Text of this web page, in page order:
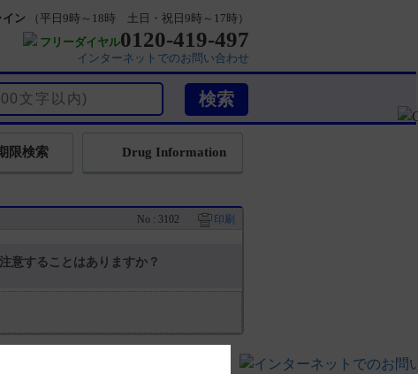
イン
（平日9時～18時 土日・祝日9時～17時）
フリーダイヤル0120-419-497
インターネットでのお問い合わせ
Drug Information
限検索
No : 3102 印刷
意することはありますか？